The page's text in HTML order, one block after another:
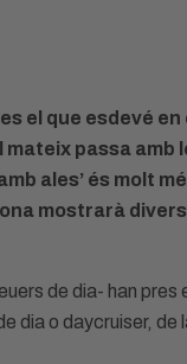
el que esdevé en
passa
ales’ és molt
mostrarà
de dia- han
dia o daycruiser, de